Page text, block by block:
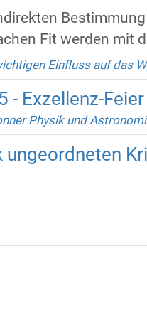
Fit werden mit
Einfluss auf das
- Exzellenz-
Physik und